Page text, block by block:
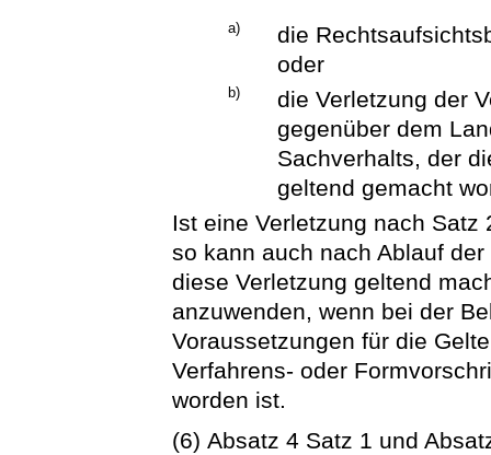
a)
die
oder
b)
die Verletzung der
gegenüber dem
Sachverhalts, der
geltend gemacht
Ist eine Verletzung nach
so kann auch nach Ablauf
diese Verletzung geltend
anzuwenden, wenn bei der
Voraussetzungen für die
Verfahrens- oder
worden ist.
(6) Absatz 4 Satz 1 und